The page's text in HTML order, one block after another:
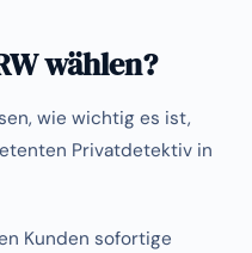
wählen?
wie wichtig es ist,
Privatdetektiv in
Kunden sofortige